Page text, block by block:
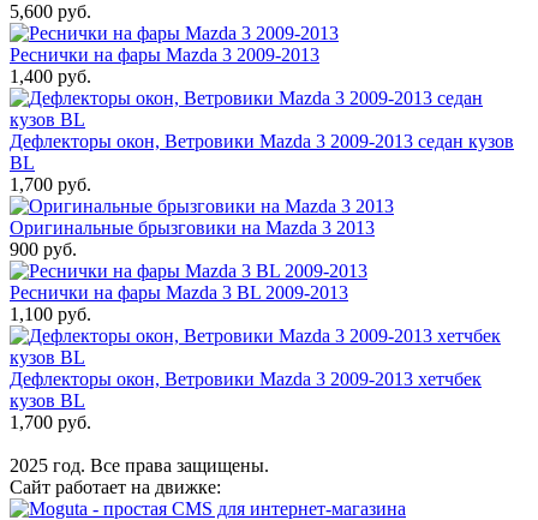
5,600 руб.
Реснички на фары Mazda 3 2009-2013
1,400 руб.
Дефлекторы окон, Ветровики Mazda 3 2009-2013 седан кузов
BL
1,700 руб.
Оригинальные брызговики на Mazda 3 2013
900 руб.
Реснички на фары Mazda 3 BL 2009-2013
1,100 руб.
Дефлекторы окон, Ветровики Mazda 3 2009-2013 хетчбек
кузов BL
1,700 руб.
2025 год. Все права защищены.
Сайт работает на движке: